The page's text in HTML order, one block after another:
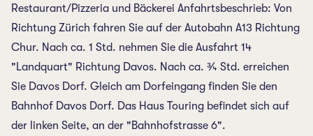
Restaurant/Pizzeria und Bäckerei Anfahrtsbeschrieb: Von
Richtung Zürich fahren Sie auf der Autobahn A13 Richtung
Chur. Nach ca. 1 Std. nehmen Sie die Ausfahrt 14
"Landquart" Richtung Davos. Nach ca. ¾ Std. erreichen
Sie Davos Dorf. Gleich am Dorfeingang finden Sie den
Bahnhof Davos Dorf. Das Haus Touring befindet sich auf
der linken Seite, an der "Bahnhofstrasse 6".